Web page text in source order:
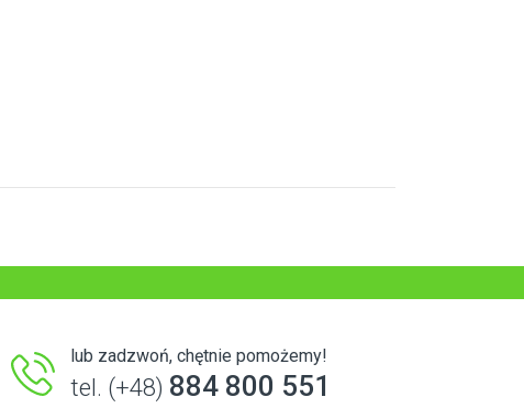
lub zadzwoń, chętnie pomożemy!
tel. (+48) 884 800 551